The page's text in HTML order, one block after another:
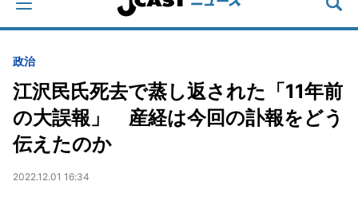
政治
江沢民氏死去で蒸し返された「11年前
の大誤報」 産経は今回の訃報をどう
伝えたのか
2022.12.01 16:34